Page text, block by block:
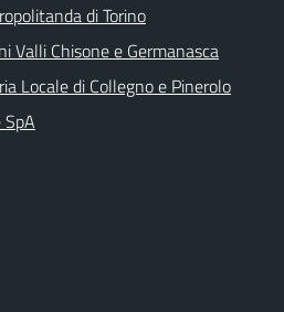
di Torino
Valli Chisone e Germanasca
Locale di Collegno e Pinerolo